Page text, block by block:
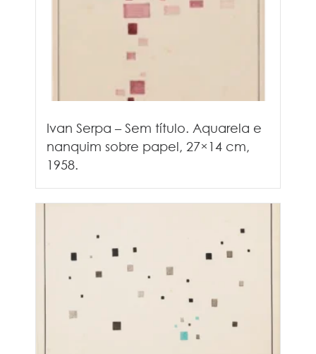
Ivan Serpa – Sem título. Aquarela e
nanquim sobre papel, 27×14 cm,
1958.